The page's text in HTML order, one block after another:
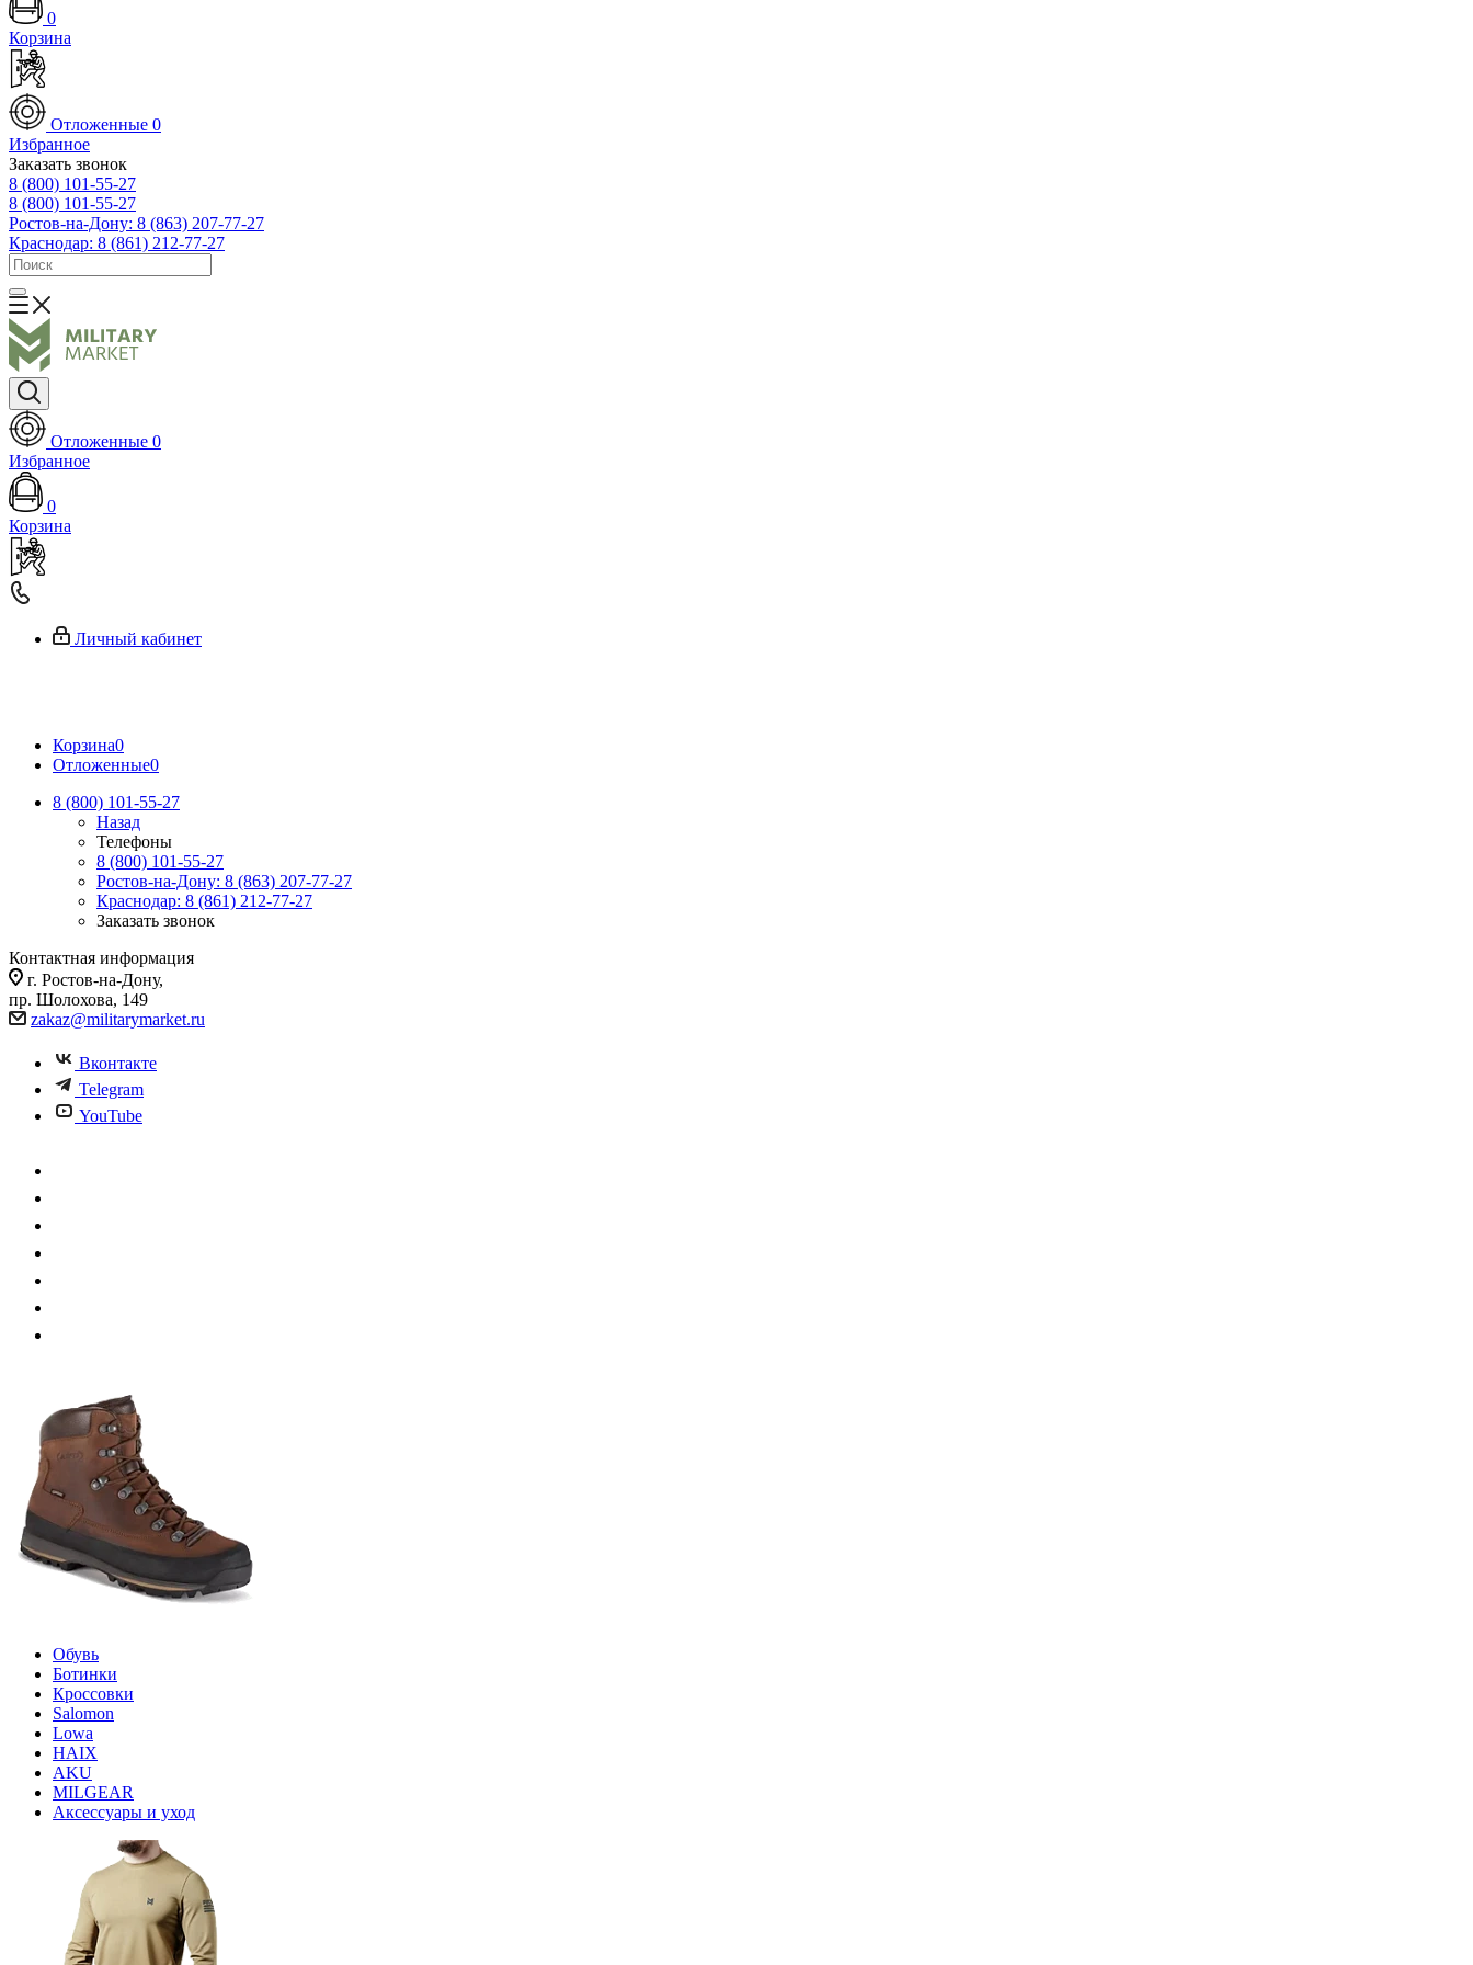
0
Корзина
Отложенные 0
Избранное
Заказать звонок
8 (800) 101-55-27
8 (800) 101-55-27
Ростов-на-Дону: 8 (863) 207-77-27
Краснодар: 8 (861) 212-77-27
Отложенные 0
Избранное
0
Корзина
Личный кабинет
Корзина0
Отложенные0
8 (800) 101-55-27
Назад
Телефоны
8 (800) 101-55-27
Ростов-на-Дону: 8 (863) 207-77-27
Краснодар: 8 (861) 212-77-27
Заказать звонок
Контактная информация
г. Ростов-на-Дону,
пр. Шолохова, 149
zakaz@militarymarket.ru
Вконтакте
Telegram
YouTube
Обувь
Ботинки
Кроссовки
Salomon
Lowa
HAIX
AKU
MILGEAR
Аксессуары и уход